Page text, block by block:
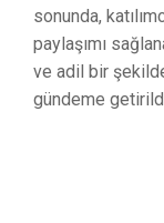
sonunda,
paylaşımı
ve adil bir
gündeme